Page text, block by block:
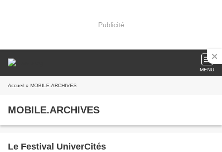
Publicité
MENU
Accueil » MOBILE.ARCHIVES
MOBILE.ARCHIVES
Le Festival UniverCités